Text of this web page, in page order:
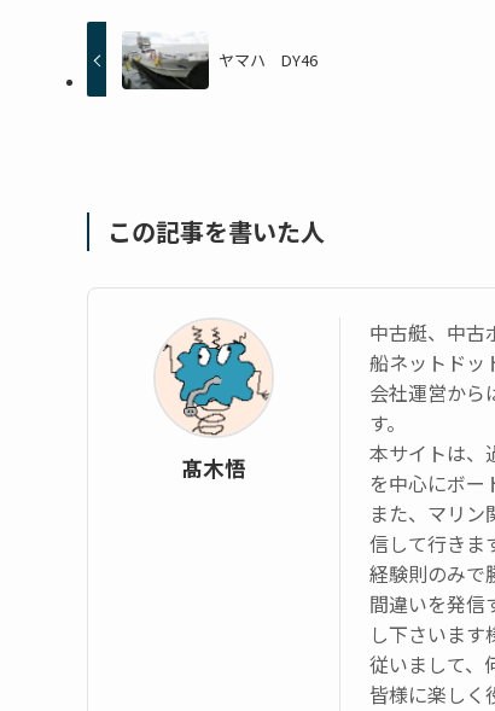
ヤマハ DY46
この記事を書いた人
髙木悟
中古艇、中古
船ネットドッ
会社運営から
す。
本サイトは、
を中心にボー
また、マリ
信して行きま
経験則のみで
間違いを発信
し下さいます
従いまして、
皆様に楽しく